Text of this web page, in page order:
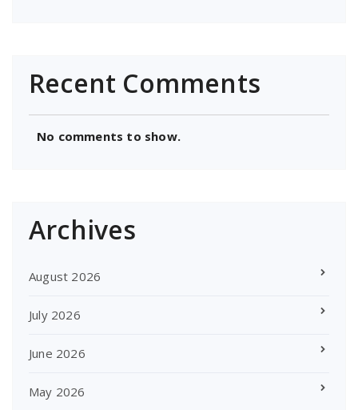
Recent Comments
No comments to show.
Archives
August 2026
July 2026
June 2026
May 2026